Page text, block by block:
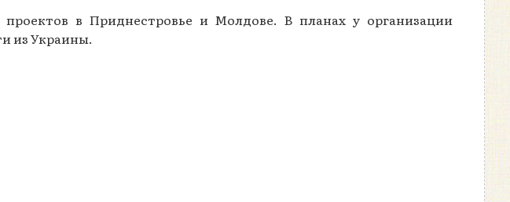
в Приднестровье и Молдове. В планах у организации
из Украины.